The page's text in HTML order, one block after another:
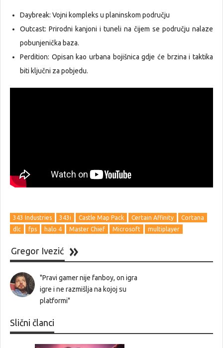
Daybreak: Vojni kompleks u planinskom području
Outcast: Prirodni kanjoni i tuneli na čijem se području nalaze
pobunjenička baza.
Perdition: Opisan kao urbana bojišnica gdje će brzina i taktika
biti ključni za pobjedu.
343 Industries 343i Castle Map Pack Certain Affinity
Cortana
dlc
fps halo 4 Master Chief Microsoft multiplayer
Gregor Ivezić
"Pravi gamer nije fanboy, on igra
igre i ne razmišlja na kojoj su
platformi"
Slični članci